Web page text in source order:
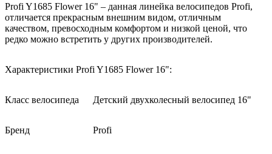
Profi Y1685 Flower 16" – данная линейка велосипедов Profi,
отличается прекрасным внешним видом, отличным
качеством, превосходным комфортом и низкой ценой, что
редко можно встретить у других производителей.
Характеристики Profi Y1685 Flower 16":
Класс велосипеда Детский двухколесный велосипед 16"
Бренд Profi